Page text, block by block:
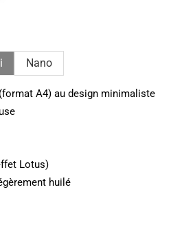
Nano
A4) au design minimaliste
Lotus)
huilé